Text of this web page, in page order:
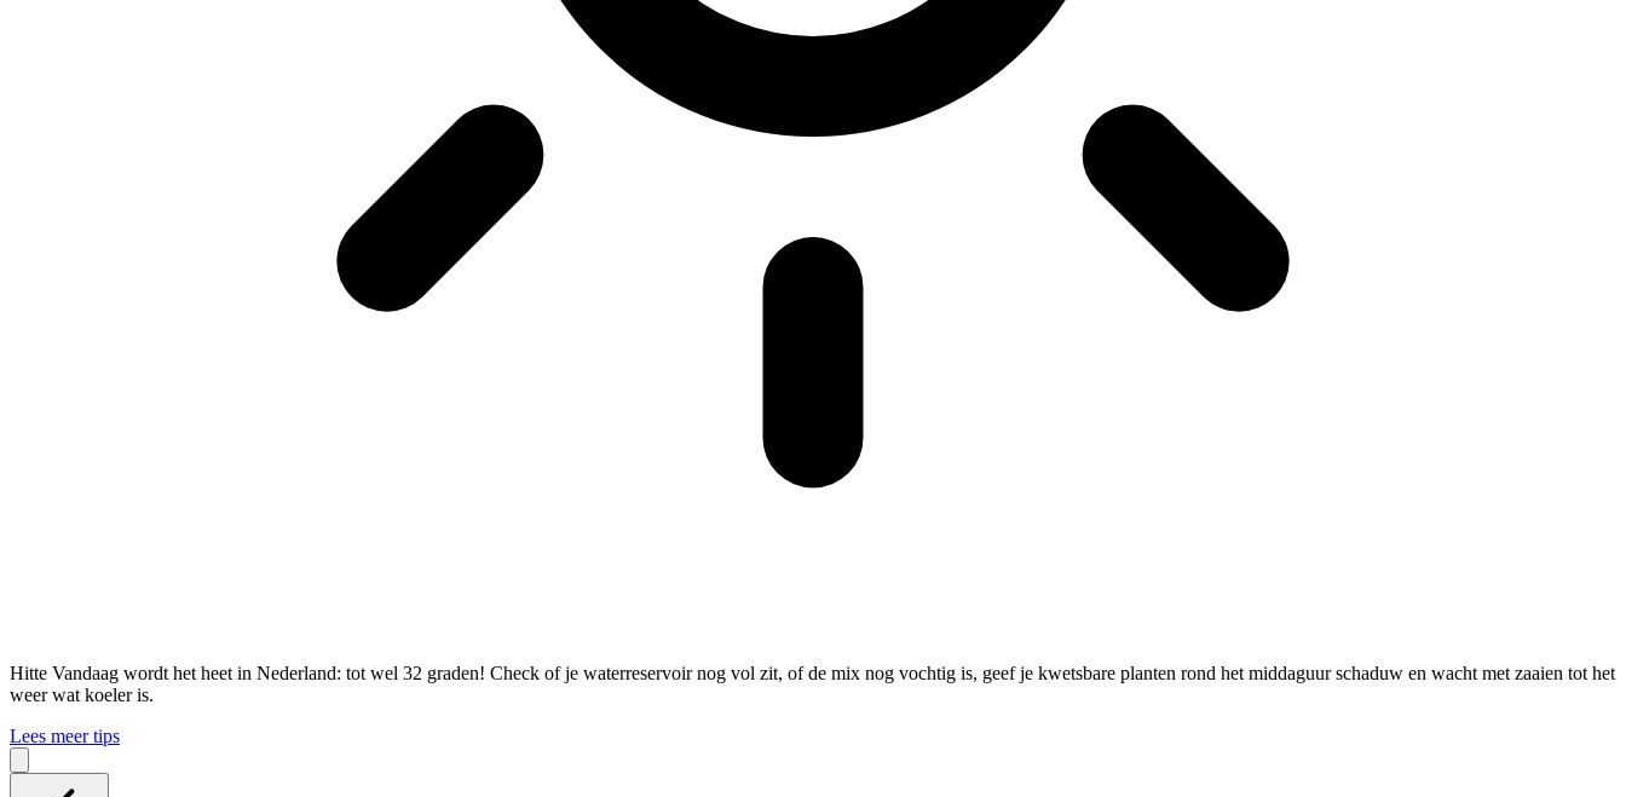
Hitte Vandaag wordt het heet in Nederland: tot wel 32 graden! Check of je waterreservoir nog vol zit, of de mix nog vochtig is, geef je kwetsbare planten rond het middaguur schaduw en wacht met zaaien tot het
weer wat koeler is.
Lees meer tips